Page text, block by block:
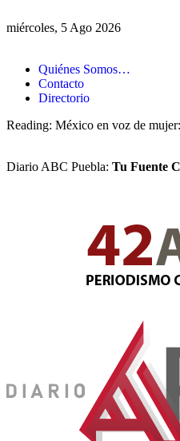
miércoles, 5 Ago 2026
Quiénes Somos…
Contacto
Directorio
Reading: México en voz de
Diario ABC Puebla: Tu Fuente